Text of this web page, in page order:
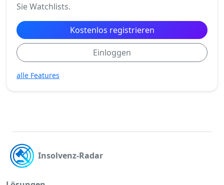
Sie Watchlists.
Kostenlos registrieren
Einloggen
alle Features
Insolvenz-Radar